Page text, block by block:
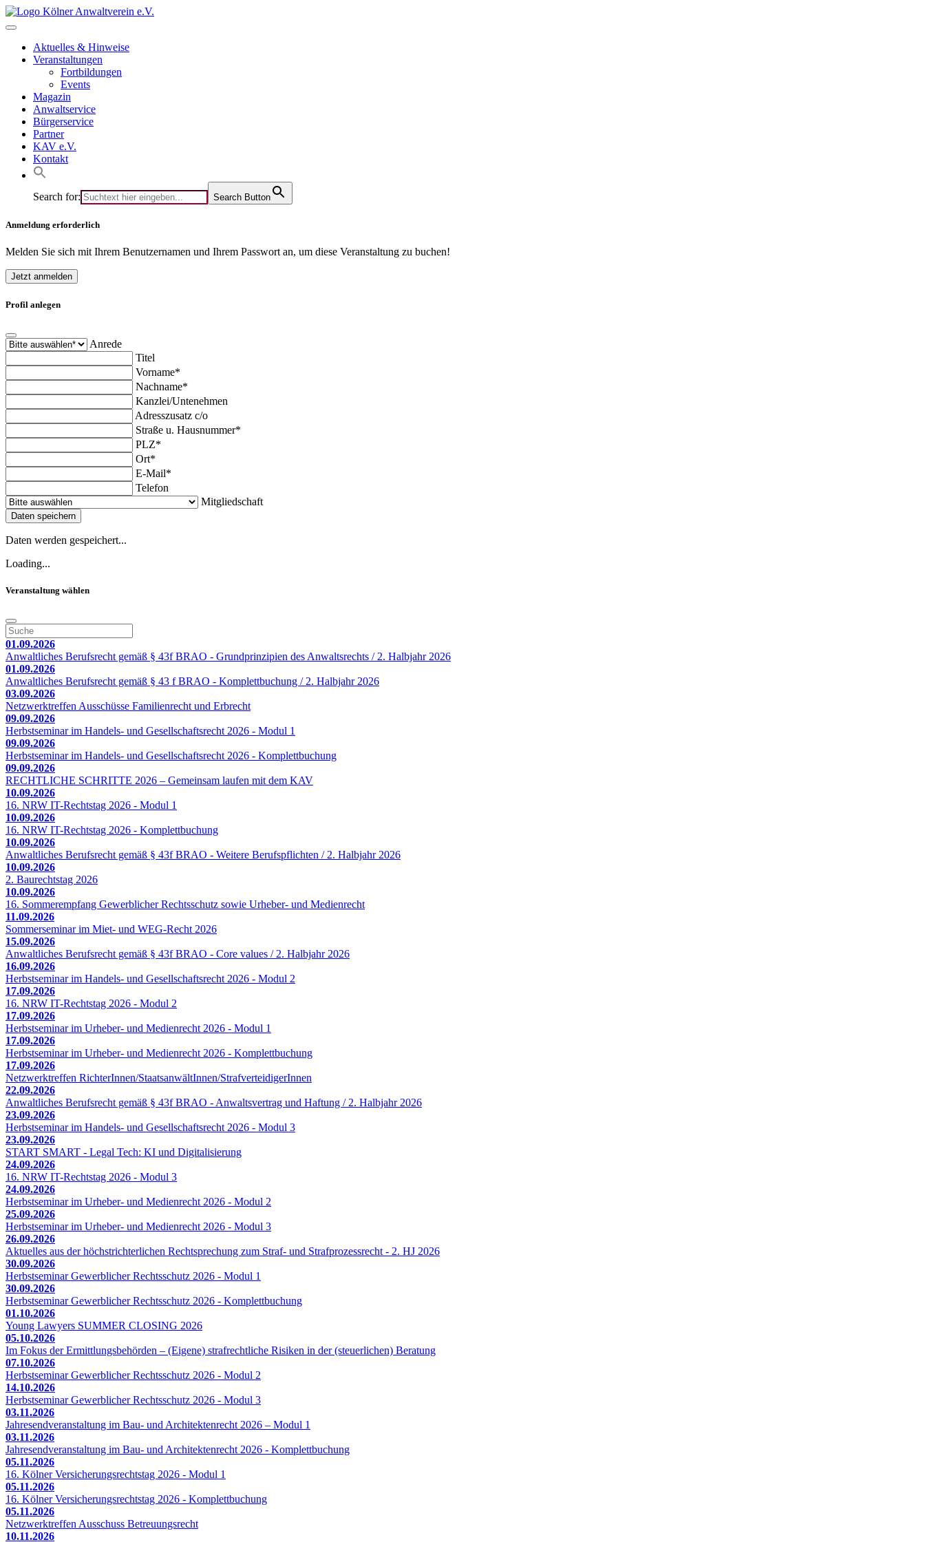
Skip
to
Aktuelles & Hinweise
Veranstaltungen
Fortbildungen
Events
Magazin
Anwaltservice
Bürgerservice
Partner
KAV e.V.
Kontakt
Search for: Search Button
Anmeldung erforderlich
Melden Sie sich mit Ihrem Benutzernamen und Ihrem Passwort an, um diese Veranstaltung zu buchen!
Jetzt anmelden
Profil anlegen
Anrede
Titel
Vorname*
Nachname*
Kanzlei/Untenehmen
Adresszusatz c/o
Straße u. Hausnummer*
PLZ*
Ort*
E-Mail*
Telefon
Mitgliedschaft
Daten speichern
Daten werden gespeichert...
Loading...
Veranstaltung wählen
01.09.2026
Anwaltliches Berufsrecht gemäß § 43f BRAO - Grundprinzipien des Anwaltsrechts / 2. Halbjahr 2026
01.09.2026
Anwaltliches Berufsrecht gemäß § 43 f BRAO - Komplettbuchung / 2. Halbjahr 2026
03.09.2026
Netzwerktreffen Ausschüsse Familienrecht und Erbrecht
09.09.2026
Herbstseminar im Handels- und Gesellschaftsrecht 2026 - Modul 1
09.09.2026
Herbstseminar im Handels- und Gesellschaftsrecht 2026 - Komplettbuchung
09.09.2026
RECHTLICHE SCHRITTE 2026 – Gemeinsam laufen mit dem KAV
10.09.2026
16. NRW IT-Rechtstag 2026 - Modul 1
10.09.2026
16. NRW IT-Rechtstag 2026 - Komplettbuchung
10.09.2026
Anwaltliches Berufsrecht gemäß § 43f BRAO - Weitere Berufspflichten / 2. Halbjahr 2026
10.09.2026
2. Baurechtstag 2026
10.09.2026
16. Sommerempfang Gewerblicher Rechtsschutz sowie Urheber- und Medienrecht
11.09.2026
Sommerseminar im Miet- und WEG-Recht 2026
15.09.2026
Anwaltliches Berufsrecht gemäß § 43f BRAO - Core values / 2. Halbjahr 2026
16.09.2026
Herbstseminar im Handels- und Gesellschaftsrecht 2026 - Modul 2
17.09.2026
16. NRW IT-Rechtstag 2026 - Modul 2
17.09.2026
Herbstseminar im Urheber- und Medienrecht 2026 - Modul 1
17.09.2026
Herbstseminar im Urheber- und Medienrecht 2026 - Komplettbuchung
17.09.2026
Netzwerktreffen RichterInnen/StaatsanwältInnen/StrafverteidigerInnen
22.09.2026
Anwaltliches Berufsrecht gemäß § 43f BRAO - Anwaltsvertrag und Haftung / 2. Halbjahr 2026
23.09.2026
Herbstseminar im Handels- und Gesellschaftsrecht 2026 - Modul 3
23.09.2026
START SMART - Legal Tech: KI und Digitalisierung
24.09.2026
16. NRW IT-Rechtstag 2026 - Modul 3
24.09.2026
Herbstseminar im Urheber- und Medienrecht 2026 - Modul 2
25.09.2026
Herbstseminar im Urheber- und Medienrecht 2026 - Modul 3
26.09.2026
Aktuelles aus der höchstrichterlichen Rechtsprechung zum Straf- und Strafprozessrecht - 2. HJ 2026
30.09.2026
Herbstseminar Gewerblicher Rechtsschutz 2026 - Modul 1
30.09.2026
Herbstseminar Gewerblicher Rechtsschutz 2026 - Komplettbuchung
01.10.2026
Young Lawyers SUMMER CLOSING 2026
05.10.2026
Im Fokus der Ermittlungsbehörden – (Eigene) strafrechtliche Risiken in der (steuerlichen) Beratung
07.10.2026
Herbstseminar Gewerblicher Rechtsschutz 2026 - Modul 2
14.10.2026
Herbstseminar Gewerblicher Rechtsschutz 2026 - Modul 3
03.11.2026
Jahresendveranstaltung im Bau- und Architektenrecht 2026 – Modul 1
03.11.2026
Jahresendveranstaltung im Bau- und Architektenrecht 2026 - Komplettbuchung
05.11.2026
16. Kölner Versicherungsrechtstag 2026 - Modul 1
05.11.2026
16. Kölner Versicherungsrechtstag 2026 - Komplettbuchung
05.11.2026
Netzwerktreffen Ausschuss Betreuungsrecht
10.11.2026